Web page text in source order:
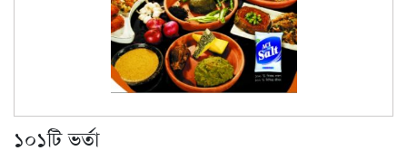
১০১টি ভর্তা